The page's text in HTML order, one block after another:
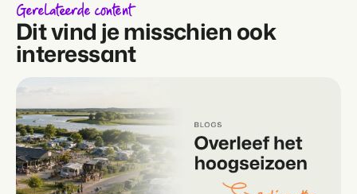
Gerelateerde content
Dit vind je misschien ook
interessant